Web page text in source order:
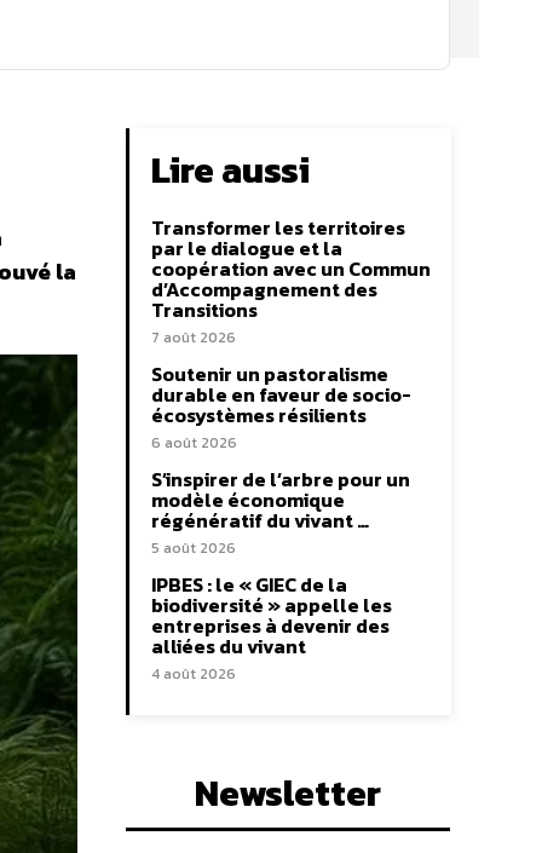
la
Lire aussi
Transformer les territoires
par le dialogue et la
coopération avec un Commun
d’Accompagnement des
Transitions
7 août 2026
Soutenir un pastoralisme
durable en faveur de socio-
écosystèmes résilients
6 août 2026
S’inspirer de l’arbre pour un
modèle économique
régénératif du vivant …
5 août 2026
IPBES : le « GIEC de la
biodiversité » appelle les
entreprises à devenir des
alliées du vivant
4 août 2026
Newsletter